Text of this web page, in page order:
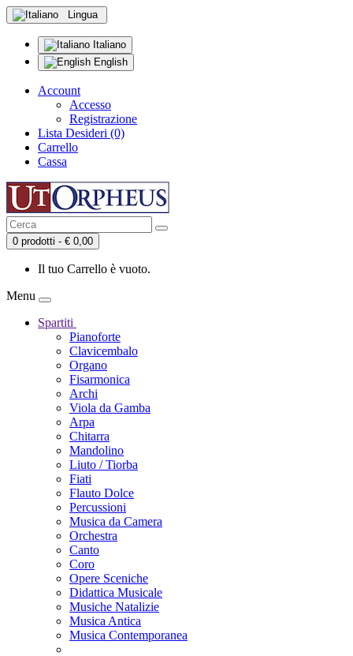
Lingua
Italiano
English
Account
Accesso
Registrazione
Lista Desideri (0)
Carrello
Cassa
0 prodotti - € 0,00
Il tuo Carrello è vuoto.
Menu
Spartiti
Pianoforte
Clavicembalo
Organo
Fisarmonica
Archi
Viola da Gamba
Arpa
Chitarra
Mandolino
Liuto / Tiorba
Fiati
Flauto Dolce
Percussioni
Musica da Camera
Orchestra
Canto
Coro
Opere Sceniche
Didattica Musicale
Musiche Natalizie
Musica Antica
Musica Contemporanea